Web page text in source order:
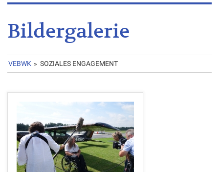
Bildergalerie
VEBWK » SOZIALES ENGAGEMENT